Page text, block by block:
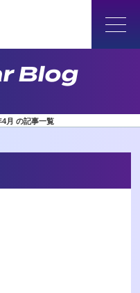
Blog
4月 の記事一覧